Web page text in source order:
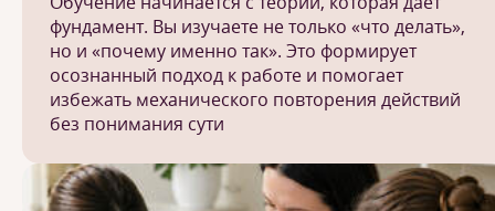
фундамент. Вы изучаете не только «что делать»,
но и «почему именно так». Это формирует
осознанный подход к работе и помогает
избежать механического повторения действий
без понимания сути